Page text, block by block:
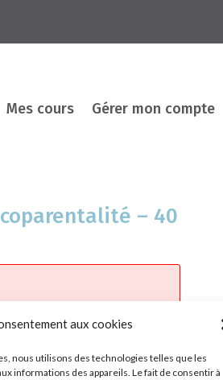
aux cookies
nous utilisons des technologies telles que les
informations des appareils. Le fait de consentir à
Mes cours Gérer mon compte
– 40